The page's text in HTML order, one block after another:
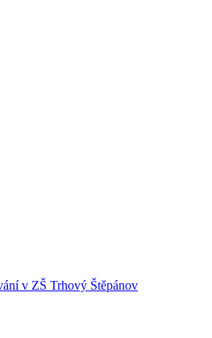
v ZŠ Trhový Štěpánov